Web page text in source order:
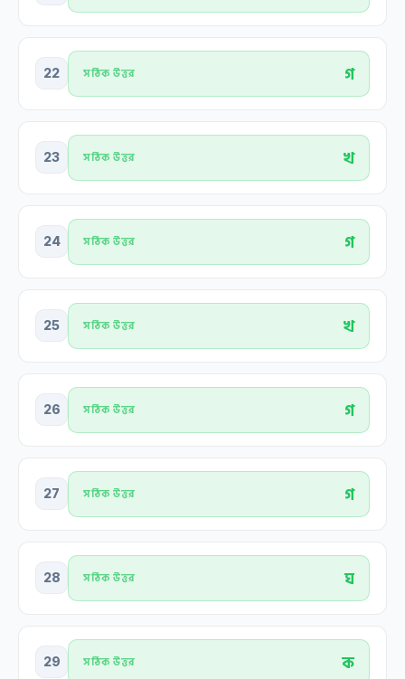
22 সঠিক উত্তর গ
23 সঠিক উত্তর খ
24 সঠিক উত্তর গ
25 সঠিক উত্তর খ
26 সঠিক উত্তর গ
27 সঠিক উত্তর গ
28 সঠিক উত্তর ঘ
29 সঠিক উত্তর ক